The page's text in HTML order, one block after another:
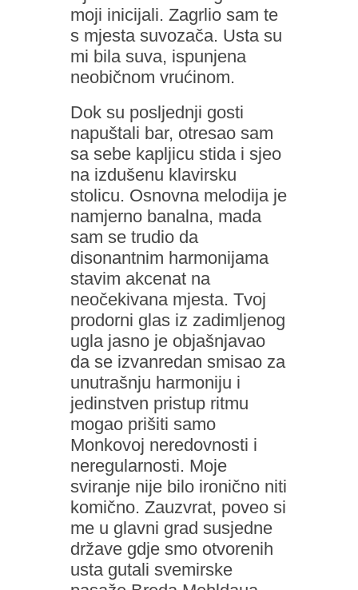
moji inicijali. Zagrlio sam te
s mjesta suvozača. Usta su
mi bila suva, ispunjena
neobičnom vrućinom.
Dok su posljednji gosti
napuštali bar, otresao sam
sa sebe kapljicu stida i sjeo
na izdušenu klavirsku
stolicu. Osnovna melodija je
namjerno banalna, mada
sam se trudio da
disonantnim harmonijama
stavim akcenat na
neočekivana mjesta. Tvoj
prodorni glas iz zadimljenog
ugla jasno je objašnjavao
da se izvanredan smisao za
unutrašnju harmoniju i
jedinstven pristup ritmu
mogao prišiti samo
Monkovoj neredovnosti i
neregularnosti. Moje
sviranje nije bilo ironično niti
komično. Zauzvrat, poveo si
me u glavni grad susjedne
države gdje smo otvorenih
usta gutali svemirske